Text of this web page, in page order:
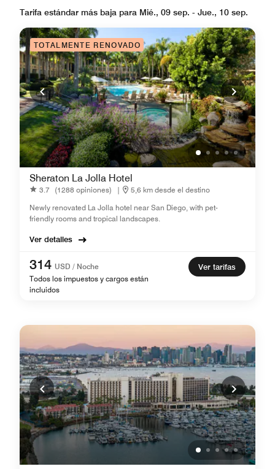
Tarifa estándar más baja para Mié., 09 sep. - Jue., 10 sep.
TOTALMENTE RENOVADO
Sheraton La Jolla Hotel
3.7 (1288 opiniones) |
5,6 km desde el destino
Newly renovated La Jolla hotel near San Diego, with pet-
friendly rooms and tropical landscapes.
Ver detalles
314 USD / Noche
Todos los impuestos y cargos están
incluidos
Ver tarifas